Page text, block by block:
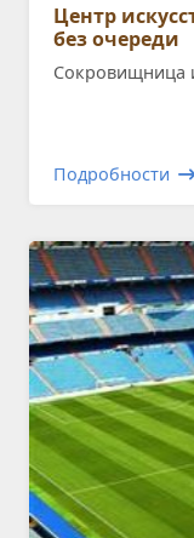
Центр
без очереди
Сокровищница
Подробности